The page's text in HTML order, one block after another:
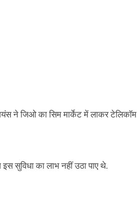
ने जिओ का सिम मार्केट में लाकर टेलिकॉम
सुविधा का लाभ नहीं उठा पाए थे.